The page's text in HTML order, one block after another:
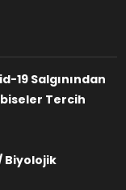
19 Salgınından
Tercih
Biyolojik